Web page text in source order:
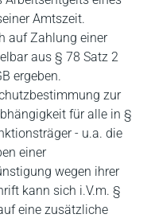
Amtszeit.
auf Zahlung einer
aus § 78 Satz 2
ergeben.
zur
für alle in §
- u.a. die
einer
wegen ihrer
kann sich i.V.m. §
eine zusätzliche